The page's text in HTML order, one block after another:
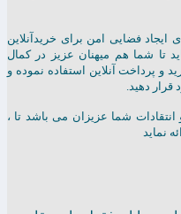
فضایی امن برای خریدآنلاین
تا شما هم میهنان عزیز در کمال
و پرداخت آنلاین استفاده نموده و
دهید.
شما عزیزان می باشد تا ،
نماید